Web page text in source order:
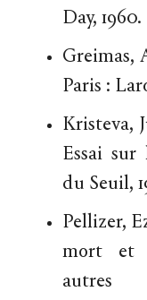
Day,
Greimas,
Paris :
Kristeva,
Essai sur
du Seuil,
Pellizer,
mort et